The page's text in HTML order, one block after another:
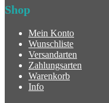
Shop
Mein Konto
Wunschliste
Versandarten
Zahlungsarten
Warenkorb
Info